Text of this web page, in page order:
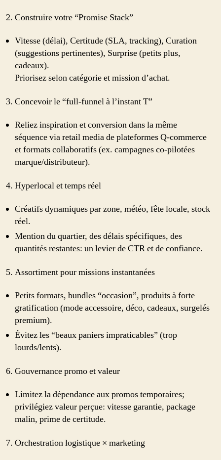
Construire votre “Promise Stack”
Vitesse (délai), Certitude (SLA, tracking), Curation
(suggestions pertinentes), Surprise (petits plus,
cadeaux).
Priorisez selon catégorie et mission d’achat.
Concevoir le “full-funnel à l’instant T”
Reliez inspiration et conversion dans la même
séquence via retail media de plateformes Q‑commerce
et formats collaboratifs (ex. campagnes co‑pilotées
marque/distributeur).
Hyperlocal et temps réel
Créatifs dynamiques par zone, météo, fête locale, stock
réel.
Mention du quartier, des délais spécifiques, des
quantités restantes: un levier de CTR et de confiance.
Assortiment pour missions instantanées
Petits formats, bundles “occasion”, produits à forte
gratification (mode accessoire, déco, cadeaux, surgelés
premium).
Évitez les “beaux paniers impraticables” (trop
lourds/lents).
Gouvernance promo et valeur
Limitez la dépendance aux promos temporaires;
privilégiez valeur perçue: vitesse garantie, package
malin, prime de certitude.
Orchestration logistique × marketing